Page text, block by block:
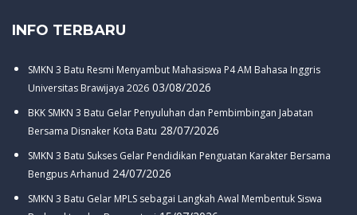
INFO TERBARU
SMKN 3 Batu Resmi Menyambut Mahasiswa P4 AM Bahasa Inggris
Universitas Brawijaya 2026 03/08/2026
BKK SMKN 3 Batu Gelar Penyuluhan dan Pembimbingan Jabatan
Bersama Disnaker Kota Batu 28/07/2026
SMKN 3 Batu Sukses Gelar Pendidikan Penguatan Karakter Bersama
Bengpus Arhanud 24/07/2026
SMKN 3 Batu Gelar MPLS sebagai Langkah Awal Membentuk Siswa